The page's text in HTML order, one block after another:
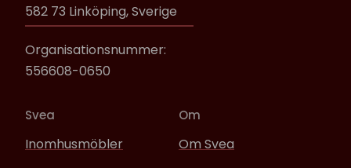
582 73 Linköping, Sverige
Organisationsnummer:
556608-0650
Svea
Inomhusmöbler
Om
Om Svea